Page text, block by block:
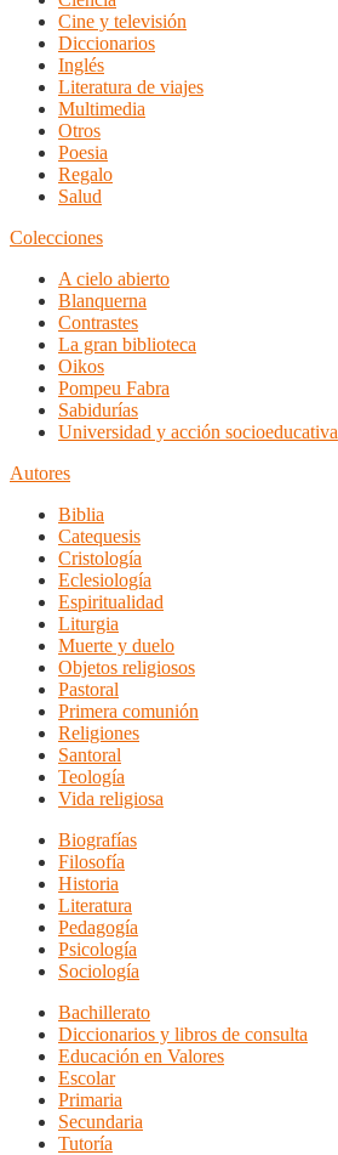
Cine y televisión
Diccionarios
Inglés
Literatura de viajes
Multimedia
Otros
Poesia
Regalo
Salud
Colecciones
A cielo abierto
Blanquerna
Contrastes
La gran biblioteca
Oikos
Pompeu Fabra
Sabidurías
Universidad y acción socioeducativa
Autores
Biblia
Catequesis
Cristología
Eclesiología
Espiritualidad
Liturgia
Muerte y duelo
Objetos religiosos
Pastoral
Primera comunión
Religiones
Santoral
Teología
Vida religiosa
Biografías
Filosofía
Historia
Literatura
Pedagogía
Psicología
Sociología
Bachillerato
Diccionarios y libros de consulta
Educación en Valores
Escolar
Primaria
Secundaria
Tutoría